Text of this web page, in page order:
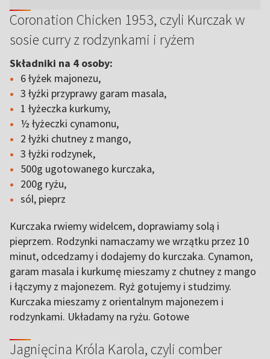
Coronation Chicken 1953, czyli Kurczak w
sosie curry z rodzynkami i ryżem
Składniki na 4 osoby:
6 łyżek majonezu,
3 łyżki przyprawy garam masala,
1 łyżeczka kurkumy,
½ łyżeczki cynamonu,
2 łyżki chutney z mango,
3 łyżki rodzynek,
500g ugotowanego kurczaka,
200g ryżu,
sól, pieprz
Kurczaka rwiemy widelcem, doprawiamy solą i
pieprzem. Rodzynki namaczamy we wrzątku przez 10
minut, odcedzamy i dodajemy do kurczaka. Cynamon,
garam masala i kurkumę mieszamy z chutney z mango
i łączymy z majonezem. Ryż gotujemy i studzimy.
Kurczaka mieszamy z orientalnym majonezem i
rodzynkami. Układamy na ryżu. Gotowe
Jagnięcina Króla Karola, czyli comber